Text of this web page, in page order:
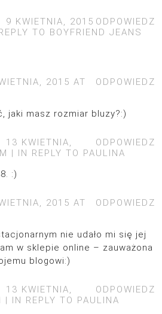
ODPOWIEDZ
9 KWIETNIA, 2015
TO BOYFRIEND JEANS
ODPOWIEDZ
2015 AT
jaki masz rozmiar bluzy?:)
ODPOWIEDZ
13 KWIETNIA,
IN REPLY TO PAULINA
:)
ODPOWIEDZ
2015 AT
nie udało mi się jej
w sklepie online – zauważona
blogowi:)
ODPOWIEDZ
13 KWIETNIA,
IN REPLY TO PAULINA